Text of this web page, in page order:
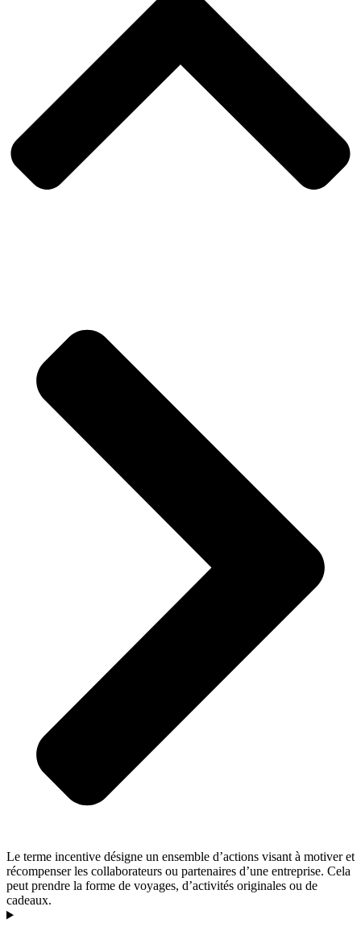
Le terme incentive désigne un ensemble d’actions visant à motiver et
récompenser les collaborateurs ou partenaires d’une entreprise. Cela
peut prendre la forme de voyages, d’activités originales ou de
cadeaux.